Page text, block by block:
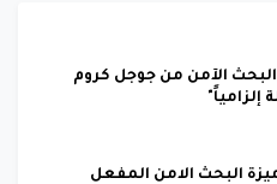
الآمن من جوجل كروم
إلزامياً"
البحث الامن المفعل